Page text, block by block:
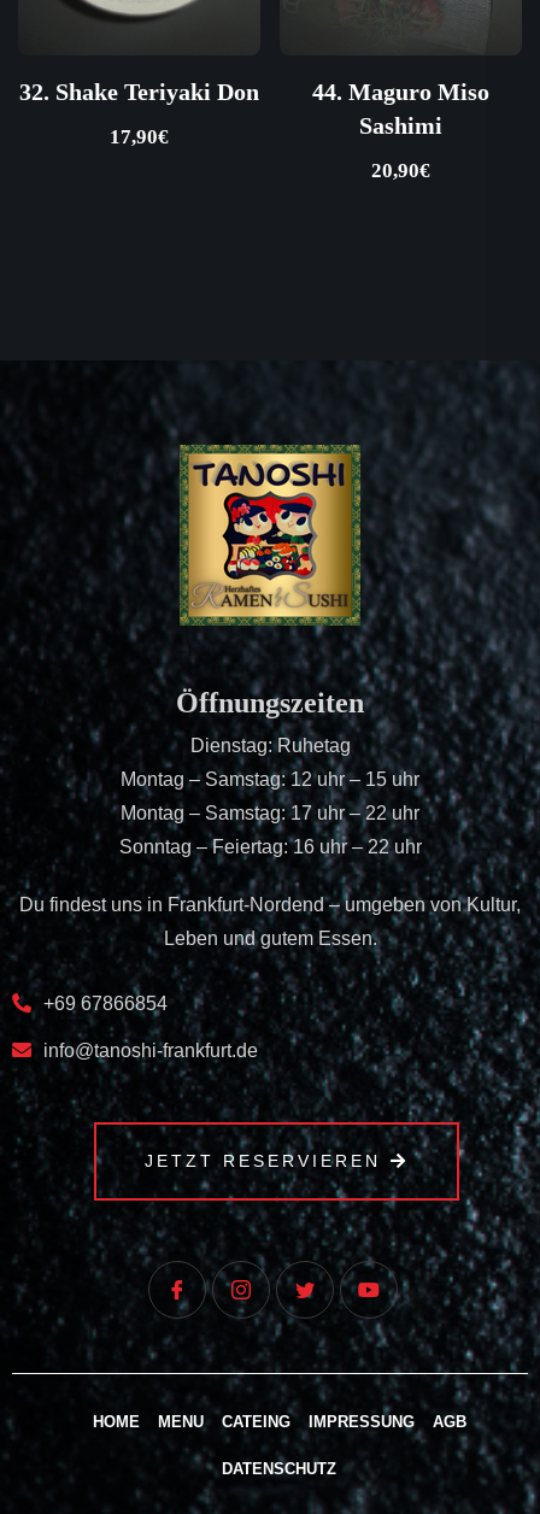
32. Shake Teriyaki Don
17,90€
44. Maguro Miso
Sashimi
20,90€
Öffnungszeiten
Dienstag: Ruhetag
Montag – Samstag: 12 uhr – 15 uhr
Montag – Samstag: 17 uhr – 22 uhr
Sonntag – Feiertag: 16 uhr – 22 uhr
Du findest uns in Frankfurt-Nordend – umgeben von Kultur,
Leben und gutem Essen.
+69 67866854
info@tanoshi-frankfurt.de
JETZT RESERVIEREN
HOME MENU CATEING IMPRESSUNG AGB
DATENSCHUTZ